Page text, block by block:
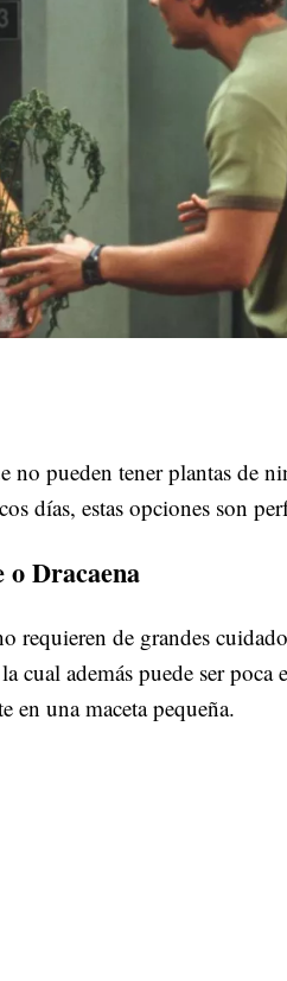
no pueden tener plantas de
días, estas opciones son
o Dracaena
requieren de grandes
cual además puede ser poca
en una maceta pequeña.